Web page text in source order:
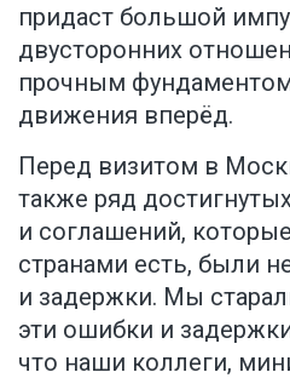
придаст большой
двусторонних
прочным
движения вперёд.
Перед визитом в
также ряд
и соглашений,
странами есть, были
и задержки. Мы
эти ошибки и
что наши коллеги,